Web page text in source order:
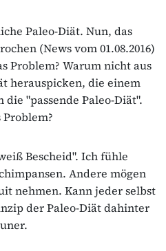
Paleo-Diät. Nun, das
(News vom 01.08.2016)
Problem? Warum nicht aus
herauspicken, die einem
die "passende Paleo-Diät".
Problem?
Bescheid". Ich fühle
Andere mögen
nehmen. Kann jeder selbst
der Paleo-Diät dahinter